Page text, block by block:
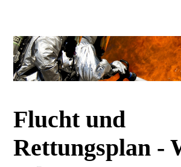
Flucht und
Rettungsplan -